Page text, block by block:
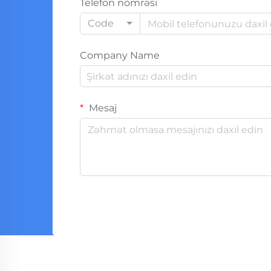
Telefon nömrəsi
Code
Company Name
Mesaj